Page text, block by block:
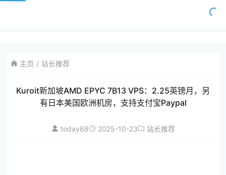
主页 站长推荐
Kuroit新加坡AMD EPYC 7B13 VPS：2.25英镑月，另
有日本美国欧洲机房，支持支付宝Paypal
today68 2025-10-23 站长推荐